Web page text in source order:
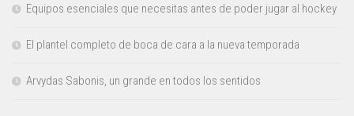
Equipos esenciales que necesitas antes de poder jugar al hockey
El plantel completo de boca de cara a la nueva temporada
Arvydas Sabonis, un grande en todos los sentidos